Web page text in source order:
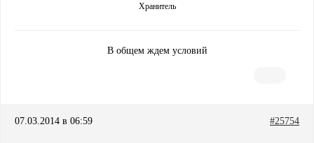
Хранитель
В общем ждем условий
07.03.2014 в 06:59 #25754